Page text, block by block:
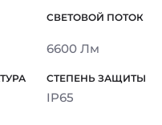
6600 Лм
IP65